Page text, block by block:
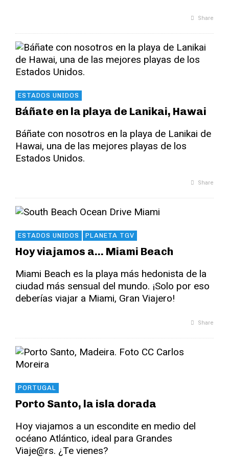
Share
ESTADOS UNIDOS
Báñate en la playa de Lanikai, Hawai
Báñate con nosotros en la playa de Lanikai de
Hawai, una de las mejores playas de los
Estados Unidos.
Share
ESTADOS UNIDOS PLANETA TGV
Hoy viajamos a… Miami Beach
Miami Beach es la playa más hedonista de la
ciudad más sensual del mundo. ¡Solo por eso
deberías viajar a Miami, Gran Viajero!
Share
PORTUGAL
Porto Santo, la isla dorada
Hoy viajamos a un escondite en medio del
océano Atlántico, ideal para Grandes
Viaje@rs. ¿Te vienes?